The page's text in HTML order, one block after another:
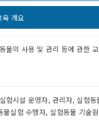
개요
물의 사용 및 관리 등에 관한
험시설 운영자, 관리자, 실험동
물실험 수행자, 실험동물 기술